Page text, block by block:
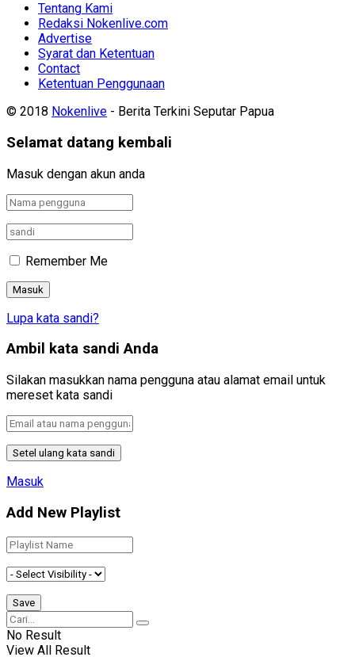
Tentang Kami
Redaksi Nokenlive.com
Advertise
Syarat dan Ketentuan
Contact
Ketentuan Penggunaan
© 2018 Nokenlive - Berita Terkini Seputar Papua
Selamat datang kembali
Masuk dengan akun anda
Remember Me
Lupa kata sandi?
Ambil kata sandi Anda
Silakan masukkan nama pengguna atau alamat email untuk
mereset kata sandi
Masuk
Add New Playlist
No Result
View All Result